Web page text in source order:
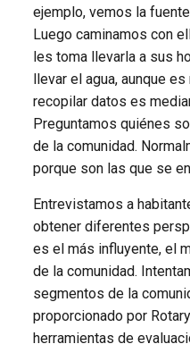
ejemplo, vemos la
Luego caminamos con
les toma llevarla a sus
llevar el agua, aunque
recopilar datos es
Preguntamos quiénes
de la comunidad.
porque son las que se
Entrevistamos a
obtener diferentes
es el más influyente, el
de la comunidad.
segmentos de la
proporcionado por
herramientas de